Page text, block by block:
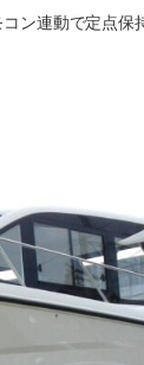
ン連動で定点保